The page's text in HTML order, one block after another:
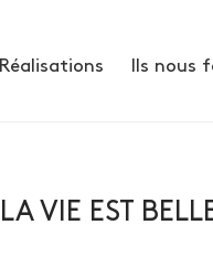
Réalisations Ils nous
LA VIE EST